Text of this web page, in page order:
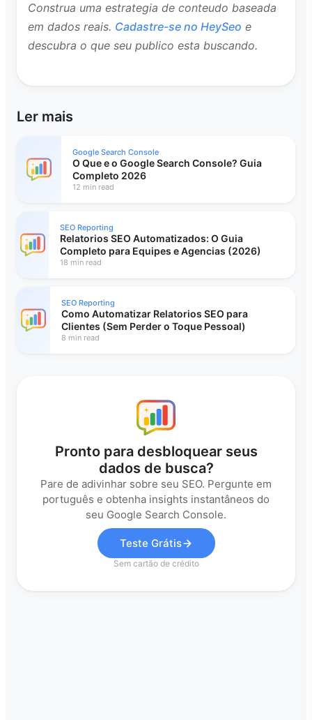
Construa uma estrategia de conteudo baseada
em dados reais. Cadastre-se no HeySeo e
descubra o que seu publico esta buscando.
Ler mais
Google Search Console
O Que e o Google Search Console? Guia
Completo 2026
12 min read
SEO Reporting
Relatorios SEO Automatizados: O Guia
Completo para Equipes e Agencias (2026)
18 min read
SEO Reporting
Como Automatizar Relatorios SEO para
Clientes (Sem Perder o Toque Pessoal)
8 min read
Pronto para desbloquear seus
dados de busca?
Pare de adivinhar sobre seu SEO. Pergunte em
português e obtenha insights instantâneos do
seu Google Search Console.
Teste Grátis
Sem cartão de crédito